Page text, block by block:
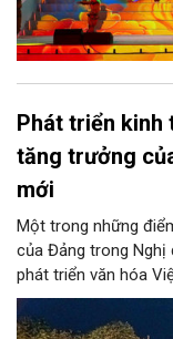
Phát triển kinh
tăng trưởng
mới
Một trong những
của Đảng trong Nghị
phát triển văn hóa
và phát huy giá trị di
xã hội và du lịch”;